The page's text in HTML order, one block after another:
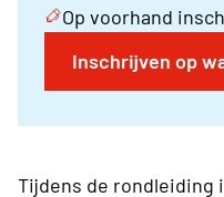
Op voorhand
Inschrijven op
Tijdens de rondleiding